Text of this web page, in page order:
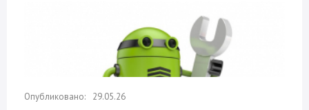
29.05.26